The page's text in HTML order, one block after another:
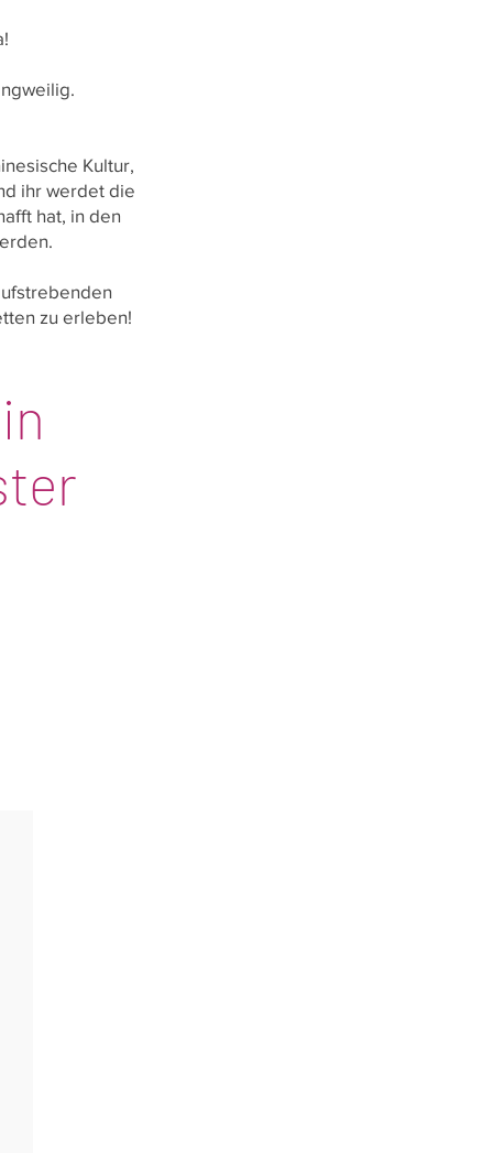
Kultur,
ihr werdet die
hat, in den
zu erleben!